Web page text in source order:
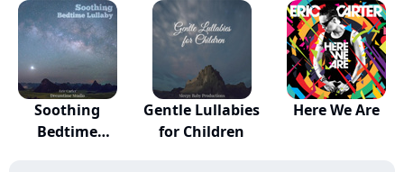
Soothing
Bedtime
Gentle Lullabies
for Children
Here We Are